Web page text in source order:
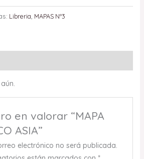
Libreria MAPAS Nº3
en valorar “MAPA
ASIA”
electrónico no será publicada.